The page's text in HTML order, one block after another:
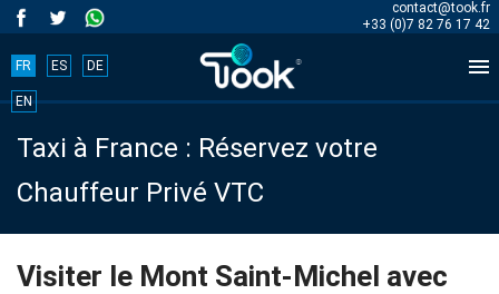
contact@took.fr
+33 (0)7 82 76 17 42

FR ES DE
EN
Taxi à France : Réservez votre
Chauffeur Privé VTC
Book
your
trip
now!
Visiter le Mont Saint-Michel avec